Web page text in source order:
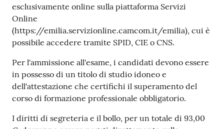
Seguici
su
esclusivamente online sulla piattaforma Servizi
Online
(https://emilia.servizionline.camcom.it/emilia), cui è
possibile accedere tramite SPID, CIE o CNS.
Per l'ammissione all'esame, i candidati devono essere
in possesso di un titolo di studio idoneo e
dell'attestazione che certifichi il superamento del
corso di formazione professionale obbligatorio.
I diritti di segreteria e il bollo, per un totale di 93,00